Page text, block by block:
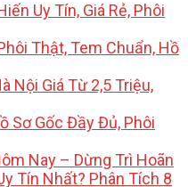
Uy Tín, Giá Rẻ, Phôi
Thật, Tem Chuẩn, Hồ
Nội Giá Từ 2,5 Triệu,
Sơ Gốc Đầy Đủ, Phôi
Nay – Dừng Trì Hoãn
Tín Nhất? Phân Tích 8